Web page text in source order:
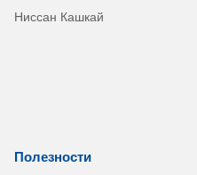
Ниссан Кашкай
Полезности